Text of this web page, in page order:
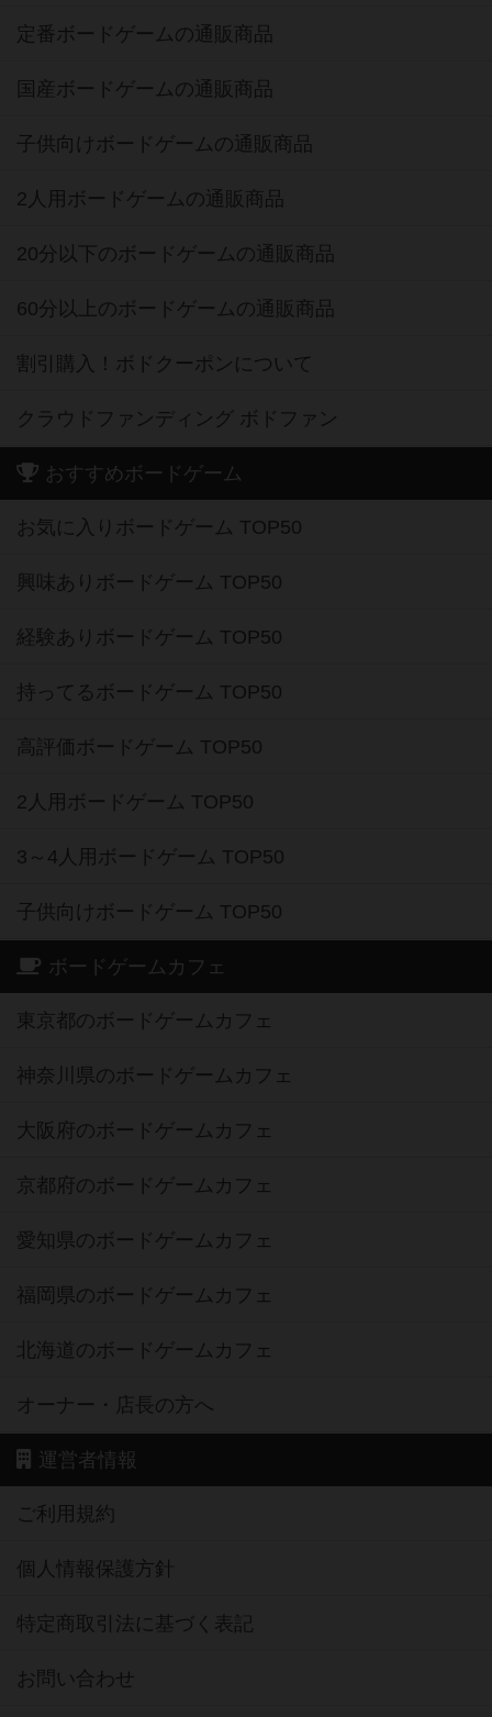
定番ボードゲームの通販商品
国産ボードゲームの通販商品
子供向けボードゲームの通販商品
2人用ボードゲームの通販商品
20分以下のボードゲームの通販商品
60分以上のボードゲームの通販商品
割引購入！ボドクーポンについて
クラウドファンディング ボドファン
おすすめボードゲーム
お気に入りボードゲーム TOP50
興味ありボードゲーム TOP50
経験ありボードゲーム TOP50
持ってるボードゲーム TOP50
高評価ボードゲーム TOP50
2人用ボードゲーム TOP50
3～4人用ボードゲーム TOP50
子供向けボードゲーム TOP50
ボードゲームカフェ
東京都のボードゲームカフェ
神奈川県のボードゲームカフェ
大阪府のボードゲームカフェ
京都府のボードゲームカフェ
愛知県のボードゲームカフェ
福岡県のボードゲームカフェ
北海道のボードゲームカフェ
オーナー・店長の方へ
運営者情報
ご利用規約
個人情報保護方針
特定商取引法に基づく表記
お問い合わせ